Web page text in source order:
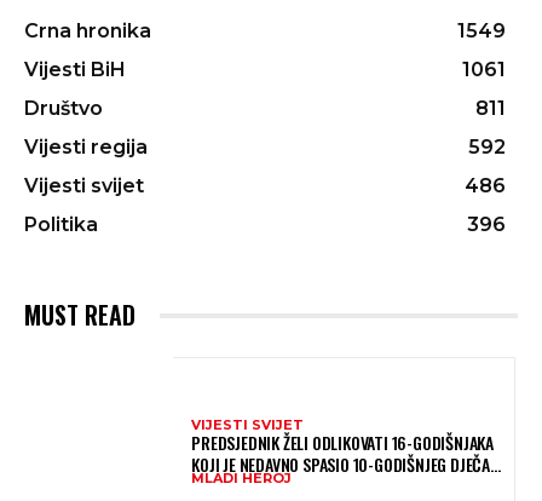
Crna hronika
1549
Vijesti BiH
1061
Društvo
811
Vijesti regija
592
Vijesti svijet
486
Politika
396
MUST READ
VIJESTI SVIJET
PREDSJEDNIK ŽELI ODLIKOVATI 16-GODIŠNJAKA
KOJI JE NEDAVNO SPASIO 10-GODIŠNJEG DJEČAKA
IZ SMRTONOSNIH VALOVA
MLADI HEROJ